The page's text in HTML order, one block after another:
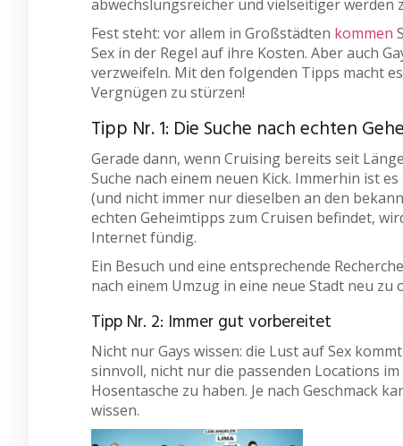
abwechslungsreicher und vielseitiger werden
Fest steht: vor allem in Großstädten kommen
Sex in der Regel auf ihre Kosten. Aber auch
verzweifeln. Mit den folgenden Tipps macht
Vergnügen zu stürzen!
Tipp Nr. 1: Die Suche nach echten
Gerade dann, wenn Cruising bereits seit
Suche nach einem neuen Kick. Immerhin ist
(und nicht immer nur dieselben an den
echten Geheimtipps zum Cruisen befindet,
Internet fündig.
Ein Besuch und eine entsprechende
nach einem Umzug in eine neue Stadt neu zu
Tipp Nr. 2: Immer gut vorbereitet
Nicht nur Gays wissen: die Lust auf Sex
sinnvoll, nicht nur die passenden Locations
Hosentasche zu haben. Je nach Geschmack
wissen.